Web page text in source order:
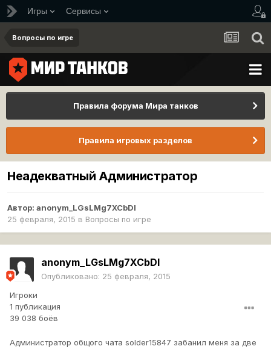
Игры Сервисы
Вопросы по игре
Правила форума Мира танков
Правила игровых разделов
Неадекватный Администратор
Автор: anonym_LGsLMg7XCbDI
25 февраля, 2015 в Вопросы по игре
anonym_LGsLMg7XCbDI
Опубликовано: 25 февраля, 2015
Игроки
1 публикация
39 038 боёв
Администратор общого чата solder15847 забанил меня за две